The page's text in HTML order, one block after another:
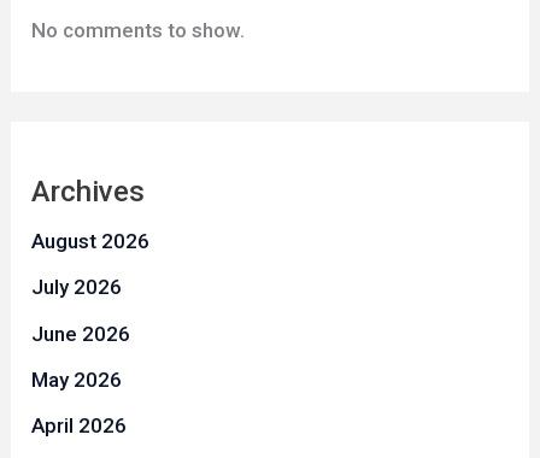
No comments to show.
Archives
August 2026
July 2026
June 2026
May 2026
April 2026